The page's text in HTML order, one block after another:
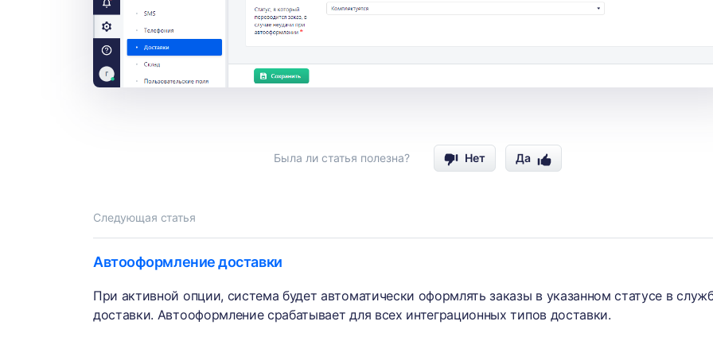
Была ли статья полезна? Нет Да
Следующая статья
Автооформление доставки
При активной опции, система будет автоматически оформлять заказы в указанном статусе в
доставки. Автооформление срабатывает для всех интеграционных типов доставки.